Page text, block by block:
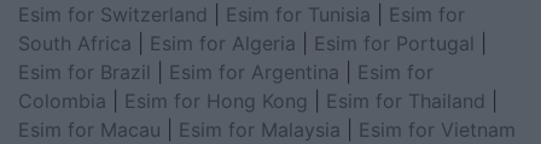
Esim for Switzerland
Esim for Tunisia
Esim for
South Africa
Esim for Algeria Esim for Portugal
Esim for Brazil
Esim for Argentina
Esim for
Colombia
Esim for Hong Kong Esim for Thailand
Esim for Macau
Esim for Malaysia
Esim for Vietnam